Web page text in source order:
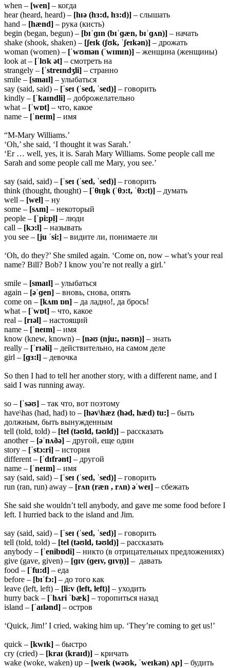
when – [wen] – когда
hear (heard, heard) – [hɪə (hɜ:d, hɜ:d)] – слышать
hand – [hænd] – рука (кисть)
begin (began, begun) – [bɪˈɡɪn (bɪˈɡæn, bɪˈɡʌn)] – начать
shake (shook, shaken) – [ʃeɪk (ʃʊk, ˈʃeɪkən)] – дрожать
woman (women) – [ˈwʊmən (ˈwɪmɪn)] – женщина (женщины)
look at – [ˈlʊk ət] – смотреть на
strangely – [ˈstreɪndʒli] – странно
smile – [smaɪl] – улыбаться
say (said, said) – [ˈseɪ (ˈsed, ˈsed)] – говорить
kindly – [ˈkaɪndli] – доброжелательно
what – [ˈwɒt] – что, какое
name – [ˈneɪm] – имя
“M-Mary Williams.’
‘Oh,’ she said, ‘I thought it was Sarah.’
‘Er … well, yes, it is. Sarah Mary Williams. Some people call me
Sarah and some people call me Mary, you see.’
say (said, said) – [ˈseɪ (ˈsed, ˈsed)] – говорить
think (thought, thought) – [ˈθɪŋk (ˈθɔ:t, ˈθɔ:t)] – думать
well – [wel] – ну
some – [sʌm] – некоторый
people – [ˈpi:pl̩] – люди
call – [kɔ:l] – называть
you see – [ju ˈsi:] – видите ли, понимаете ли
‘Oh, do they?’ She smiled again. ‘Come on, now – what’s your real
name? Bill? Bob? I know you’re not really a girl.’
smile – [smaɪl] – улыбаться
again – [əˈɡen] – вновь, снова, опять
come on – [kʌm ɒn] – да ладно!, да брось!
what – [ˈwɒt] – что, какое
real – [rɪəl] – настоящий
name – [ˈneɪm] – имя
know (knew, known) – [nəʊ (nju:, nəʊn)] – знать
really – [ˈrɪəli] – действительно, на самом деле
girl – [ɡɜ:l] – девочка
So then I had to tell her another story, with a different name, and I
said I was running away.
so – [ˈsəʊ] – так что, вот поэтому
have\has (had, had) to – [həv\hæz (həd, hæd) tu:] – быть
должным, быть вынужденным
tell (told, told) – [tel (təʊld, təʊld)] – рассказать
another – [əˈnʌðə] – другой, еще один
story – [ˈstɔ:ri] – история
different – [ˈdɪfrənt] – другой
name – [ˈneɪm] – имя
say (said, said) – [ˈseɪ (ˈsed, ˈsed)] – говорить
run (ran, run) away – [rʌn (ræn , rʌn) əˈweɪ] – сбежать
She said she wouldn’t tell anybody, and gave me some food before I
left. I hurried back to the island and Jim.
say (said, said) – [ˈseɪ (ˈsed, ˈsed)] – говорить
tell (told, told) – [tel (təʊld, təʊld)] – рассказать
anybody – [ˈenibɒdi] – никто (в отрицательных предложениях)
give (gave, given) – [ɡɪv (ɡeɪv, ɡɪvn̩)] – давать
food – [ˈfu:d] – еда
before – [bɪˈfɔ:] – до того как
leave (left, left) – [li:v (left, left)] – уходить
hurry back – [ˈhʌri ˈbæk] – торопиться назад
island – [ˈaɪlənd] – остров
‘Quick, Jim!’ I cried, waking him up. ‘They’re coming to get us!’
quick – [kwɪk] – быстро
cry (cried) – [kraɪ (kraɪd)] – кричать
wake (woke, waken) up – [weɪk (wəʊk, ˈweɪkən) ʌp] – будить